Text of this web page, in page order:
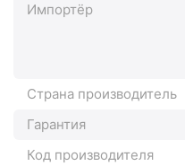
Импортёр
Страна производитель
Гарантия
Код производителя